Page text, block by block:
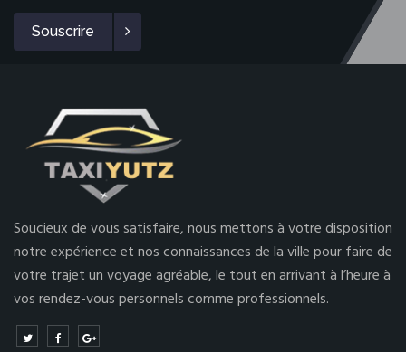
Souscrire
Soucieux de vous satisfaire, nous mettons à votre disposition
notre expérience et nos connaissances de la ville pour faire de
votre trajet un voyage agréable, le tout en arrivant à l’heure à
vos rendez-vous personnels comme professionnels.